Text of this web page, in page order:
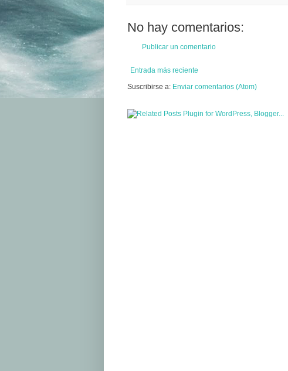
No hay comentarios:
Publicar un comentario
Entrada más reciente
Suscribirse a: Enviar comentarios (Atom)